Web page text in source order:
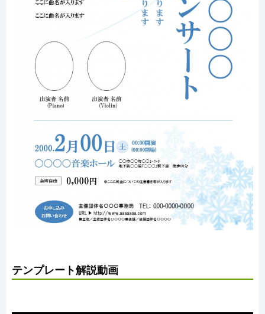
テンプレート解説動画